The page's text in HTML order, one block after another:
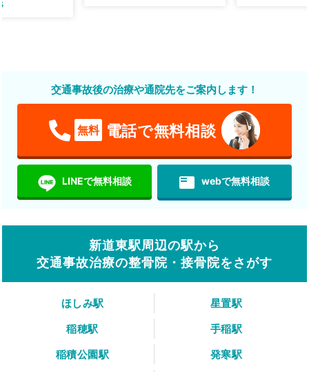
交通事故後の治療や通院先をご案内します！
無料 電話で無料相談
LINEで無料相談 featured_play_list webで無料相談
新道東駅周辺の駅から
交通事故治療の整骨院・接骨院をさがす
ほしみ駅
星置駅
稲穂駅
手稲駅
稲積公園駅
発寒駅